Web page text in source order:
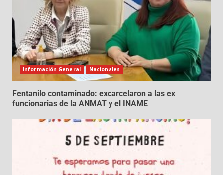
Información General Nacionales
Fentanilo contaminado: excarcelaron a las ex
funcionarias de la ANMAT y el INAME